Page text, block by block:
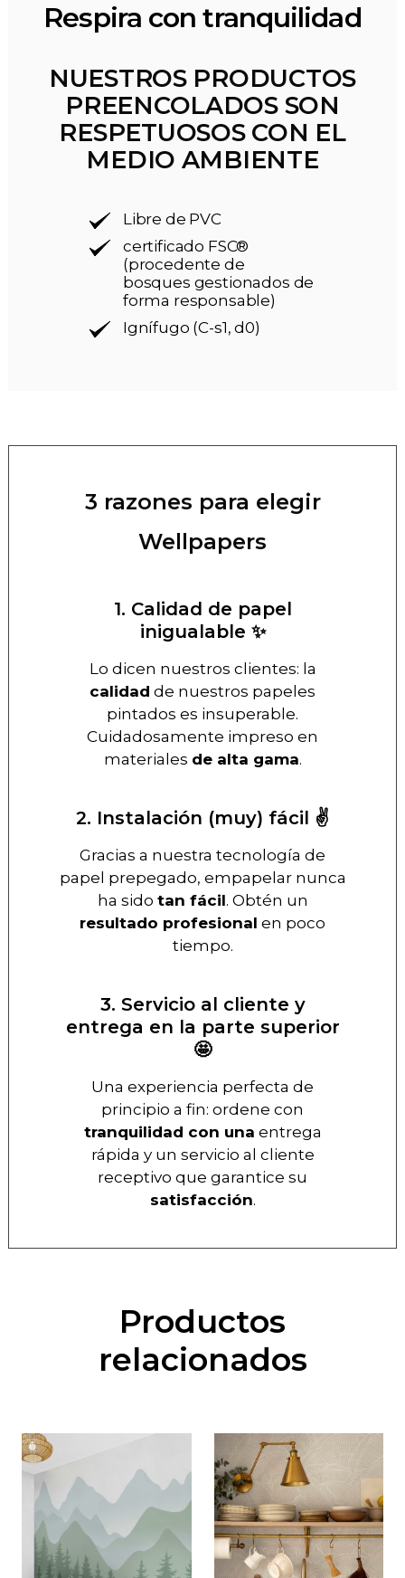
Respira con tranquilidad
NUESTROS PRODUCTOS
PREENCOLADOS SON
RESPETUOSOS CON EL
MEDIO AMBIENTE
Libre de PVC
certificado FSC®
(procedente de
bosques gestionados de
forma responsable)
Ignífugo (C-s1, d0)
3 razones para elegir
Wellpapers
1. Calidad de papel
inigualable ✨
Lo dicen nuestros clientes: la
calidad de nuestros papeles
pintados es insuperable.
Cuidadosamente impreso en
materiales de alta gama.
2. Instalación (muy) fácil ✌️
Gracias a nuestra tecnología de
papel prepegado, empapelar nunca
ha sido tan fácil. Obtén un
resultado profesional en poco
tiempo.
3. Servicio al cliente y
entrega en la parte superior
🤩
Una experiencia perfecta de
principio a fin: ordene con
tranquilidad con una entrega
rápida y un servicio al cliente
receptivo que garantice su
satisfacción.
Productos
relacionados